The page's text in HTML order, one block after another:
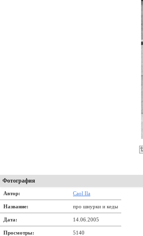
Фотография
Автор: Caol Ila
Название: про шнурки и кеды
Дата: 14.06.2005
Просмотры: 5140